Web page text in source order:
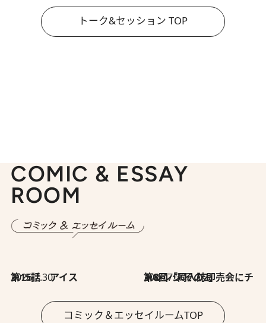
トーク&セッション TOP
COMIC & ESSAY
ROOM
2026.7.30
第15話 アイス 2026.7.30
第8回「同人誌即売会にチャレンジ その2」
コミック＆エッセイルームTOP